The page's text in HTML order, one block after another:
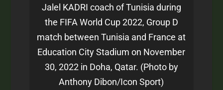
Jalel KADRI coach of Tunisia during
the FIFA World Cup 2022, Group D
match between Tunisia and France at
Education City Stadium on November
30, 2022 in Doha, Qatar. (Photo by
Anthony Dibon/Icon Sport)